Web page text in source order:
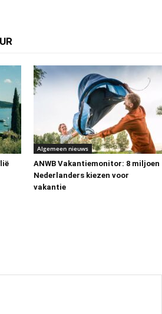
Algemeen nieuws
ANWB Vakantiemonitor: 8 miljoen
Nederlanders kiezen voor
vakantie